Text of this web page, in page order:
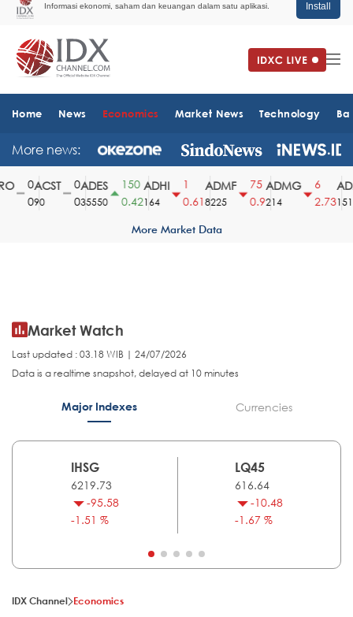
Informasi ekonomi, saham dan keuangan dalam satu aplikasi. Install
Home News Economics Market News Technology
More news:
ACST
90
ADES
35550
150
0.42
ADHI
164
0.61
ADMF
8225
75
0.9
ADMG
214
2.731510
More Market Data
Market Watch
Last updated : 03.18 WIB | 24/07/2026
Data is a realtime snapshot, delayed at 10 minutes
Major Indexes Currencies
IHSG
6219.73
-95.58
-1.51 %
LQ45
616.64
-10.48
-1.67 %
IDX Channel Economics